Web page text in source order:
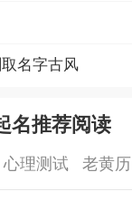
名字古风
名推荐阅读
心理测试 老黄历